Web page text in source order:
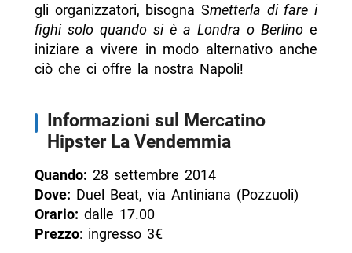
gli organizzatori, bisogna Smetterla di fare i
fighi solo quando si è a Londra o Berlino e
iniziare a vivere in modo alternativo anche
ciò che ci offre la nostra Napoli!
Informazioni sul Mercatino
Hipster La Vendemmia
Quando: 28 settembre 2014
Dove: Duel Beat, via Antiniana (Pozzuoli)
Orario: dalle 17.00
Prezzo: ingresso 3€